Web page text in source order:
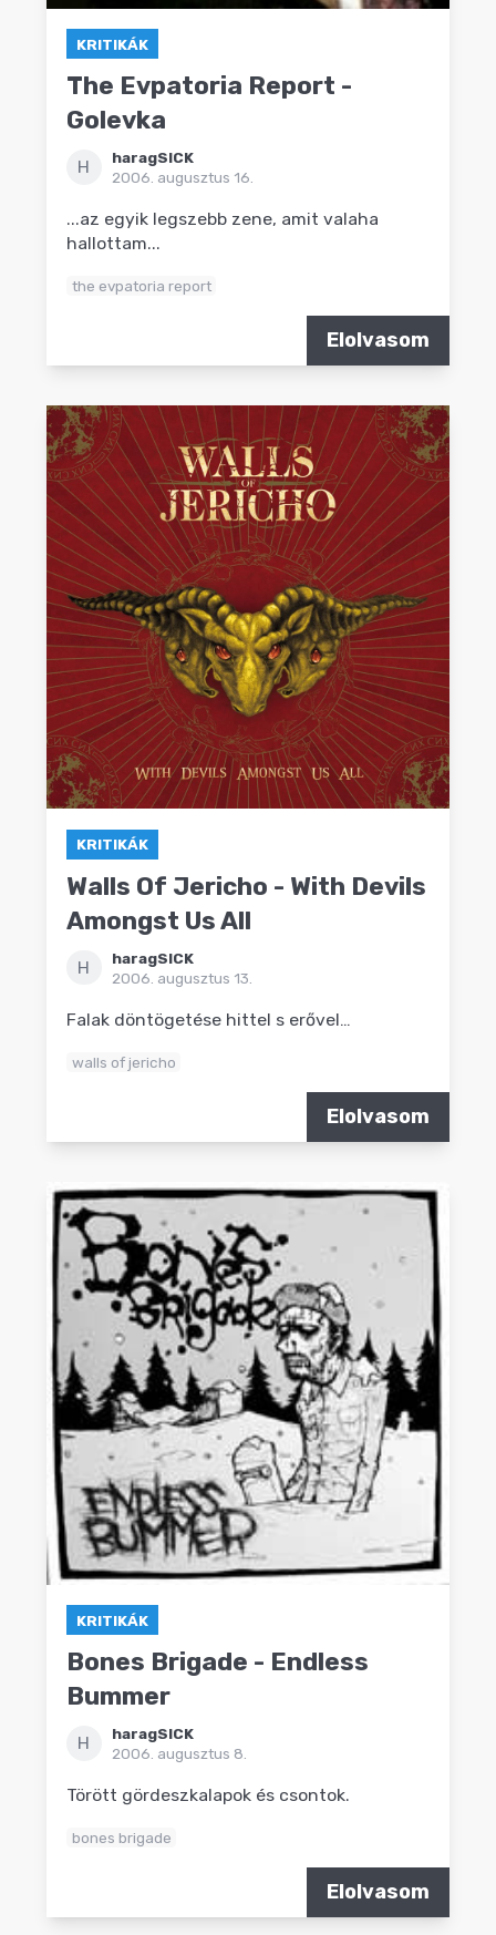
KRITIKÁK
The Evpatoria Report -
Golevka
H
haragSICK
2006. augusztus 16.
...az egyik legszebb zene, amit valaha
hallottam...
the evpatoria report
Elolvasom
KRITIKÁK
Walls Of Jericho - With Devils
Amongst Us All
H
haragSICK
2006. augusztus 13.
Falak döntögetése hittel s erővel…
walls of jericho
Elolvasom
KRITIKÁK
Bones Brigade - Endless
Bummer
H
haragSICK
2006. augusztus 8.
Törött gördeszkalapok és csontok.
bones brigade
Elolvasom